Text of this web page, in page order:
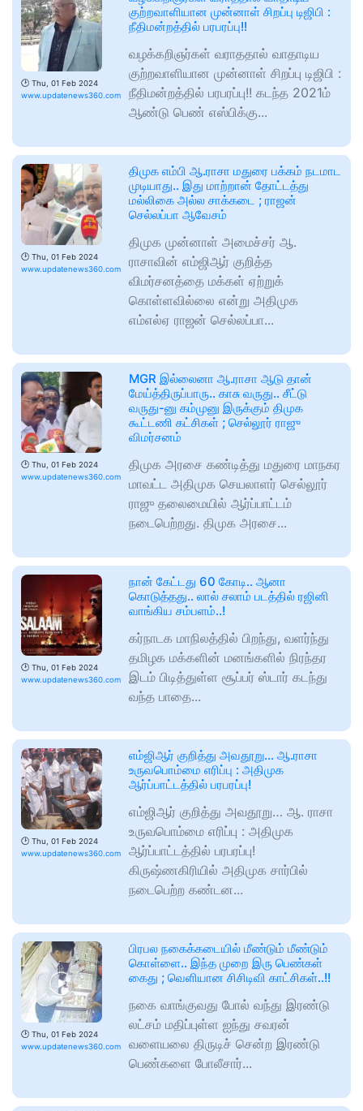
🕑 Thu, 01 Feb 2024
www.updatenews360.com
குற்றவாளியான முன்னாள் சிறப்பு டிஜிபி :
நீதிமன்றத்தில் பரபரப்பு!!
வழக்கறிஞர்கள் வராததால் வாதாடிய
குற்றவாளியான முன்னாள் சிறப்பு டிஜிபி :
நீதிமன்றத்தில் பரபரப்பு!! கடந்த 2021ம்
ஆண்டு பெண் எஸ்பிக்கு...
🕑 Thu, 01 Feb 2024
www.updatenews360.com
திமுக எம்பி ஆ.ராசா மதுரை பக்கம் நடமாட
முடியாது.. இது மாற்றான் தோட்டத்து
மல்லிகை அல்ல சாக்கடை ; ராஜன்
செல்லப்பா ஆவேசம்
திமுக முன்னாள் அமைச்சர் ஆ.
ராசாவின் எம்ஜிஆர் குறித்த
விமர்சனத்தை மக்கள் ஏற்றுக்
கொள்ளவில்லை என்று அதிமுக
எம்எல்ஏ ராஜன் செல்லப்பா...
🕑 Thu, 01 Feb 2024
www.updatenews360.com
MGR இல்லைனா ஆ.ராசா ஆடு தான்
மேய்த்திருப்பாரு.. காசு வருது.. சீட்டு
வருது-னு கம்முனு இருக்கும் திமுக
கூட்டணி கட்சிகள் ; செல்லூர் ராஜு
விமர்சனம்
திமுக அரசை கண்டித்து மதுரை மாநகர
மாவட்ட அதிமுக செயலாளர் செல்லூர்
ராஜு தலைமையில் ஆர்ப்பாட்டம்
நடைபெற்றது. திமுக அரசை...
🕑 Thu, 01 Feb 2024
www.updatenews360.com
நான் கேட்டது 60 கோடி.. ஆனா
கொடுத்தது.. லால் சலாம் படத்தில் ரஜினி
வாங்கிய சம்பளம்..!
கர்நாடக மாநிலத்தில் பிறந்து, வளர்ந்து
தமிழக மக்களின் மனங்களில் நிரந்தர
இடம் பிடித்துள்ள சூப்பர் ஸ்டார் கடந்து
வந்த பாதை...
🕑 Thu, 01 Feb 2024
www.updatenews360.com
எம்ஜிஆர் குறித்து அவதூறு… ஆ.ராசா
உருவபொம்மை எரிப்பு : அதிமுக
ஆர்ப்பாட்டத்தில் பரபரப்பு!
எம்ஜிஆர் குறித்து அவதூறு… ஆ. ராசா
உருவபொம்மை எரிப்பு : அதிமுக
ஆர்ப்பாட்டத்தில் பரபரப்பு!
கிருஷ்ணகிரியில் அதிமுக சார்பில்
நடைபெற்ற கண்டன...
🕑 Thu, 01 Feb 2024
www.updatenews360.com
பிரபல நகைக்கடையில் மீண்டும் மீண்டும்
கொள்ளை.. இந்த முறை இரு பெண்கள்
கைது ; வெளியான சிசிடிவி காட்சிகள்..!!
நகை வாங்குவது போல் வந்து இரண்டு
லட்சம் மதிப்புள்ள ஐந்து சவரன்
வளையலை திருடிச் சென்ற இரண்டு
பெண்களை போலீசார்...